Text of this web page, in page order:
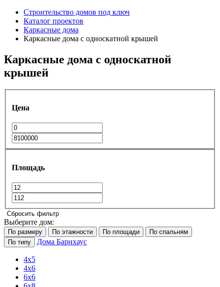
Строительство домов под ключ
Каталог проектов
Каркасные дома
Каркасные дома с односкатной крышей
Каркасные дома с односкатной
крышей
Цена
Площадь
Сбросить фильтр
Выберите дом:
По размеру По этажности По площади
По спальням
По типу
Дома Барнхаус
4x5
4x6
6x6